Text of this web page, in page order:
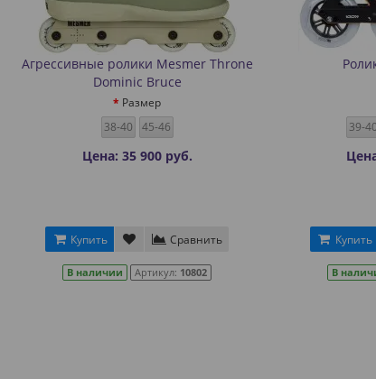
Агрессивные ролики Mesmer Throne
Dominic Bruce
Размер
38-40
45-46
Цена: 35 900 руб.
Купить Сравнить
В наличии Артикул: 10802
39-40
Купить
В